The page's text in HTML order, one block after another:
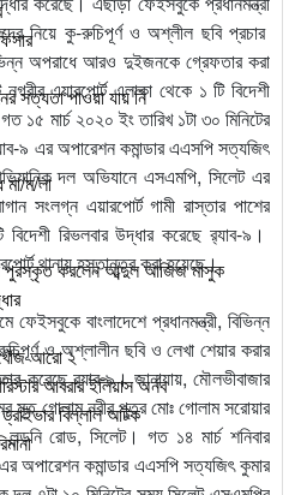
সত্যতা পাওয়া যায় নি
মা/ম/লা
পুরস্কৃত করলেন আব্দুল আজিজ মাসুক
আরো ২
আবরার ইলিয়াস অর্নব
ড্রাইভার বিল্লাল আটক
নিয়ে কু-রুচিপূর্ণ ও অশ্লীল ছবি প্রচার
অপরাধে আরও দুইজনকে গ্রেফতার করা
এয়ারপোর্ট এলাকা থেকে ১ টি বিদেশী
১৫ মার্চ ২০২০ ইং তারিখ ১টা ৩০ মিনিটের
৯ এর অপারেশন কমান্ডার এএসপি সত্যজিৎ
দল অভিযানে এসএমপি, সিলেট এর
সংলগ্ন এয়ারপোর্ট গামী রাস্তার পাশের
রিভলবার উদ্ধার করেছে র‌্যাব-৯।
থানায় হস্তান্তর করা হয়েছে।
বাংলাদেশে প্রধানমন্ত্রী, বিভিন্ন
ও অশ্লালীন ছবি ও লেখা শেয়ার করার
করেছে র‌্যাব-৯। জানাযায়, মৌলভীবাজার
মৃত গোলাম নবীর পুত্র মোঃ গোলাম সরোয়ার
লন্ডনি রোড, সিলেট। গত ১৪ মার্চ শনিবার
অপারেশন কমান্ডার এএসপি সত্যজিৎ কুমার